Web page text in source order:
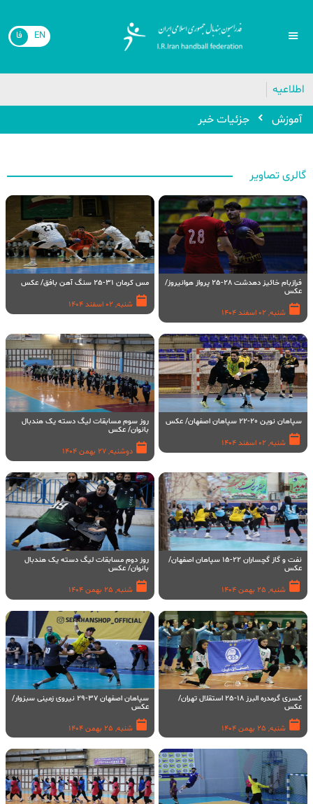
EN فا
اطلاعیه
آموزش
جزئیات خبر
گالری تصاویر
فرازبام خائیز دهدشت 28-25 پرواز هوانیروز/
عکس
شنبه, 02 اسفند 1404
مس کرمان 31-25 سنگ آهن بافق/ عکس
شنبه, 02 اسفند 1404
سپاهان نوین 20-22 سپاهان اصفهان/ عکس
شنبه, 02 اسفند 1404
روز سوم مسابقات لیگ دسته یک هندبال
بانوان/ عکس
دوشنبه, 27 بهمن 1404
نفت و گاز گچساران 22-15 سپاهان اصفهان/
عکس
شنبه, 25 بهمن 1404
روز دوم مسابقات لیگ دسته یک هندبال
بانوان/ عکس
شنبه, 25 بهمن 1404
کسری گرمدره البرز 18-25 استقلال تهران/
عکس
شنبه, 25 بهمن 1404
سپاهان اصفهان 37-29 نیروی زمینی سبزوار/
عکس
شنبه, 25 بهمن 1404